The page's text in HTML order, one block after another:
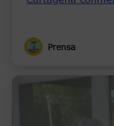
Prensa